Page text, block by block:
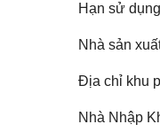
Hạn sử
Nhà sản
Địa chỉ khu
Nhà Nhập